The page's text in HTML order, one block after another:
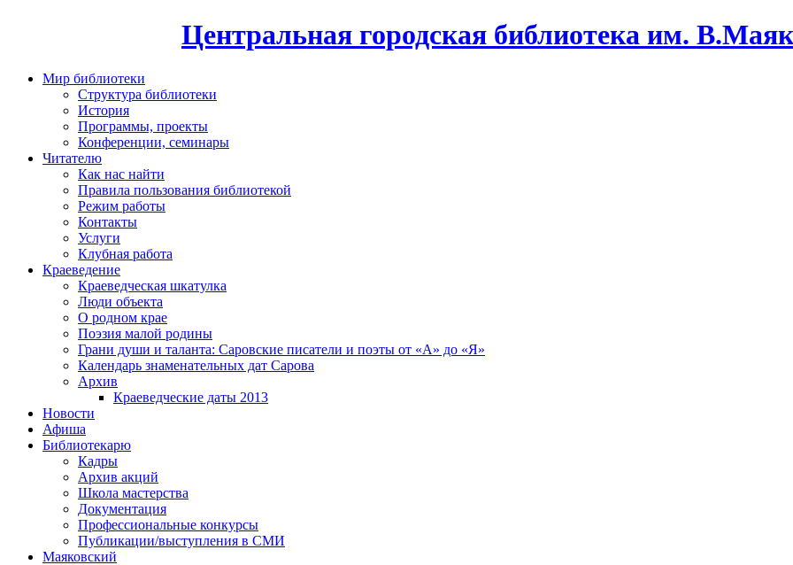
Центральная городская библиотека им.
Мир библиотеки
Структура библиотеки
История
Программы, проекты
Конференции, семинары
Читателю
Как нас найти
Правила пользования библиотекой
Режим работы
Контакты
Услуги
Клубная работа
Краеведение
Краеведческая шкатулка
Люди объекта
О родном крае
Поэзия малой родины
Грани души и таланта: Саровские писатели и поэты от «А» до «Я»
Календарь знаменательных дат Сарова
Архив
Краеведческие даты 2013
Новости
Афиша
Библиотекарю
Кадры
Архив акций
Школа мастерства
Документация
Профессиональные конкурсы
Публикации/выступления в СМИ
Маяковский